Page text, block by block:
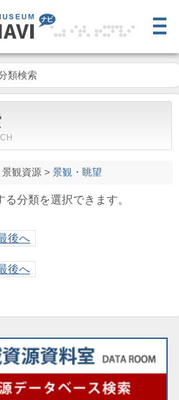
類検索
景観資源> 景観・眺望
分類を選択できます。
後へ
後へ